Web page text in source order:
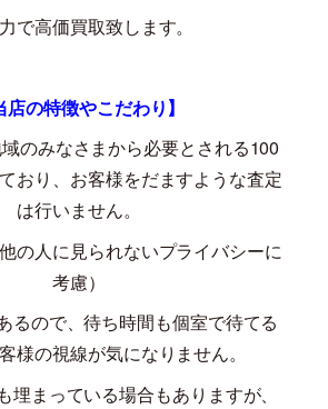
で高価買取致します。
店の特徴やこだわり】
域のみなさまから必要とされる100
おり、お客様をだますような査定
は行いません。
の人に見られないプライバシーに
考慮）
るので、待ち時間も個室で待てる
様の視線が気になりません。
埋まっている場合もありますが、